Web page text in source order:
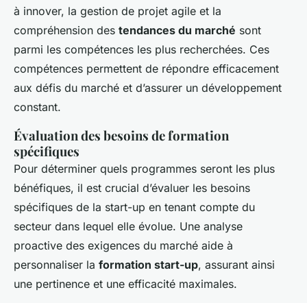
à innover, la gestion de projet agile et la
compréhension des tendances du marché sont
parmi les compétences les plus recherchées. Ces
compétences permettent de répondre efficacement
aux défis du marché et d’assurer un développement
constant.
Évaluation des besoins de formation
spécifiques
Pour déterminer quels programmes seront les plus
bénéfiques, il est crucial d’évaluer les besoins
spécifiques de la start-up en tenant compte du
secteur dans lequel elle évolue. Une analyse
proactive des exigences du marché aide à
personnaliser la formation start-up, assurant ainsi
une pertinence et une efficacité maximales.